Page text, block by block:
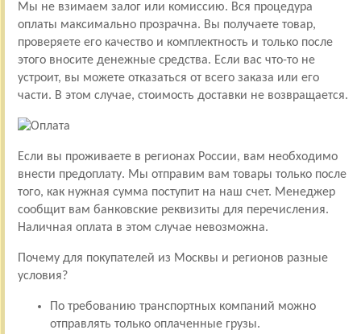
Мы не взимаем залог или комиссию. Вся процедура
оплаты максимально прозрачна. Вы получаете товар,
проверяете его качество и комплектность и только после
этого вносите денежные средства. Если вас что-то не
устроит, вы можете отказаться от всего заказа или его
части. В этом случае, стоимость доставки не возвращается.
Если вы проживаете в регионах России, вам необходимо
внести предоплату. Мы отправим вам товары только после
того, как нужная сумма поступит на наш счет. Менеджер
сообщит вам банковские реквизиты для перечисления.
Наличная оплата в этом случае невозможна.
Почему для покупателей из Москвы и регионов разные
условия?
По требованию транспортных компаний можно
отправлять только оплаченные грузы.